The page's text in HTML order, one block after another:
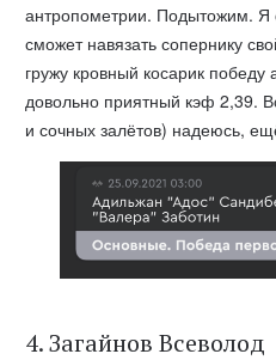
антропометрии. Подытожим. Я
сможет навязать сопернику
гружу кровный косарик
довольно приятный кэф 2,39.
и сочных залётов) надеюсь,
4. Загайнов Всеволод